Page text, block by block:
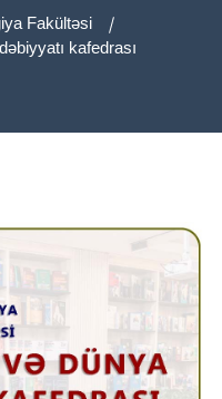
Fakültəsi
kafedrası